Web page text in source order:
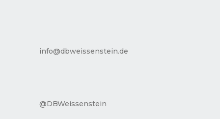
info@dbweissenstein.de
@DBWeissenstein